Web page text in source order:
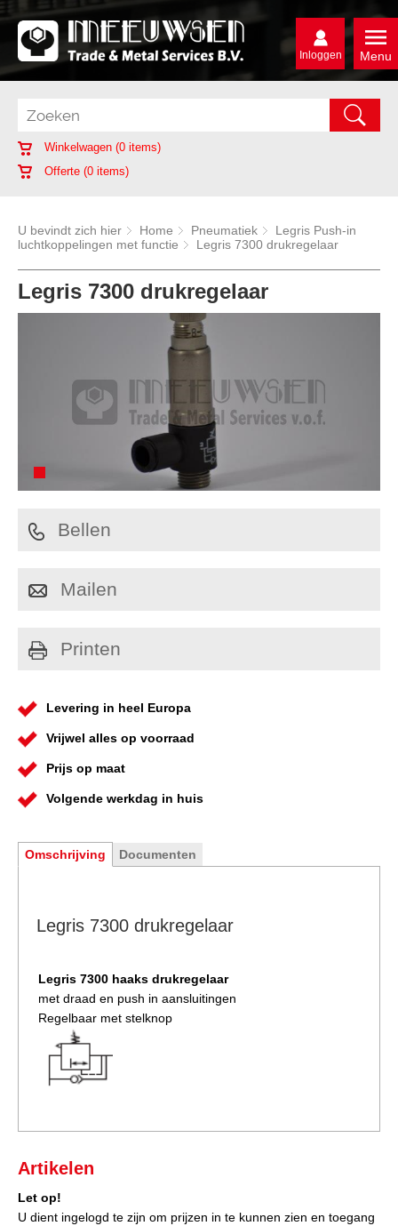
Menu
Inloggen
Winkelwagen (0 items)
Offerte (0 items)
U bevindt zich hier Home Pneumatiek
Legris Push-in
luchtkoppelingen met functie
Legris 7300 drukregelaar
Legris 7300 drukregelaar
Bellen
Mailen
Printen
Levering in heel Europa
Vrijwel alles op voorraad
Prijs op maat
Volgende werkdag in huis
Omschrijving Documenten
Legris 7300 drukregelaar
Legris 7300 haaks drukregelaar
met draad en push in aansluitingen
Regelbaar met stelknop
Artikelen
Let op!
U dient ingelogd te zijn om prijzen in te kunnen zien en toegang